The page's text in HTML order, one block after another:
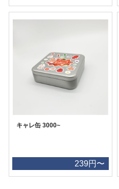
キャレ缶 3000~
239円〜